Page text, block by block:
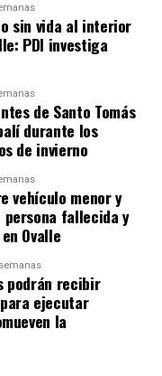
sin vida al interior
PDI investiga
de Santo Tomás
durante los
de invierno
vehículo menor y
persona fallecida y
Ovalle
podrán recibir
ejecutar
la